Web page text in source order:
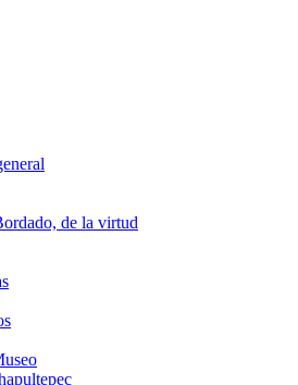
de la virtud